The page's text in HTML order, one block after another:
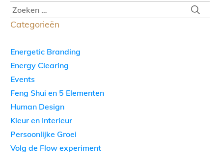
Categorieën
Energetic Branding
Energy Clearing
Events
Feng Shui en 5 Elementen
Human Design
Kleur en Interieur
Persoonlijke Groei
Volg de Flow experiment